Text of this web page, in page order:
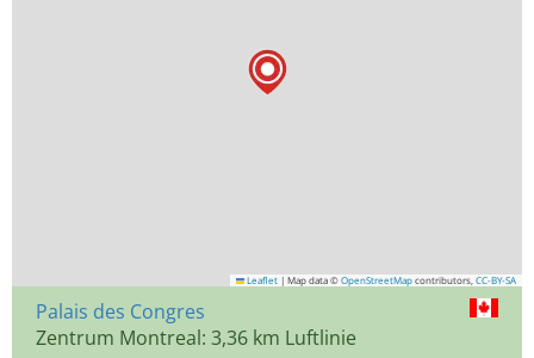
Leaflet | Map data © OpenStreetMap contributors, CC-BY-SA
Palais des Congres
Zentrum Montreal: 3,36 km Luftlinie